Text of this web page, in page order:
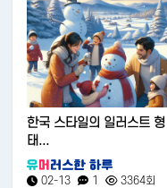
한국 스타일의 일러스트 형
태...
02-13 1 3364회